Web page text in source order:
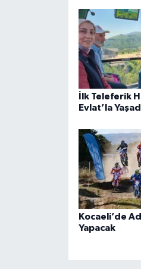
İlk Teleferik
Evlat’la
Kocaeli’de
Yapacak